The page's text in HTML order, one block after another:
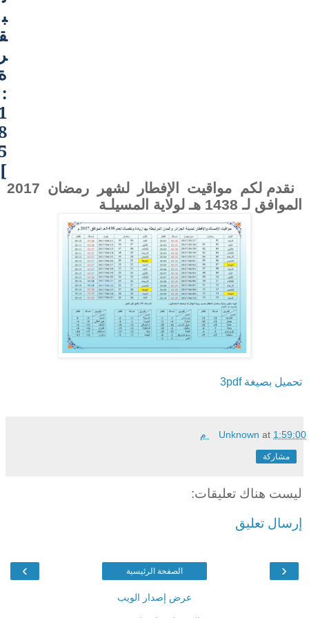
ب
:
]
نقدم لكم مواقيت الإفطار لشهر رمضان 2017
الموافق لـ 1438 هـ لولاية
المسيلـة
تحميل بصيغةpdf
3
Unknown at 1:59:00 م
مشاركة
ليست هناك تعليقات:
إرسال تعليق
‹
› الصفحة الرئيسية
عرض إصدار الويب